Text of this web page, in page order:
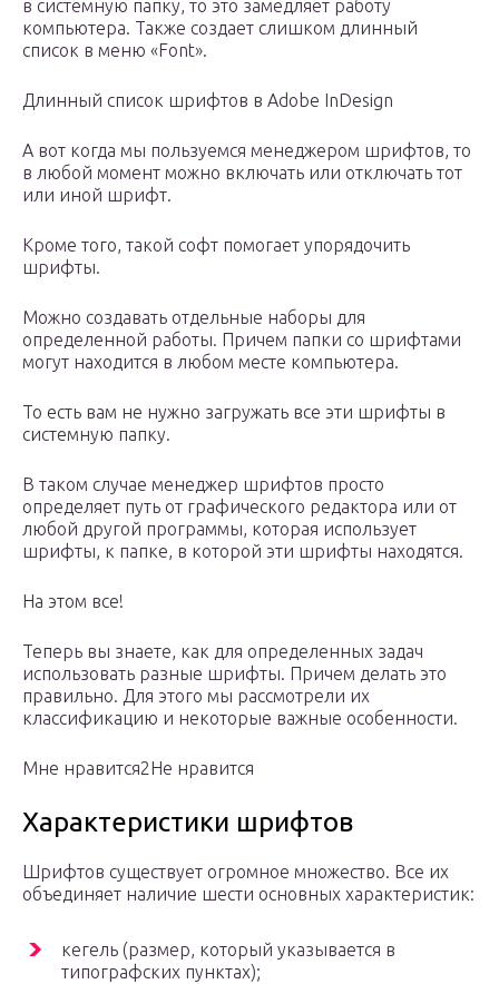
в системную папку, то это замедляет работу
компьютера. Также создает слишком длинный
список в меню «Font».
Длинный список шрифтов в Adobe InDesign
А вот когда мы пользуемся менеджером шрифтов, то
в любой момент можно включать или отключать тот
или иной шрифт.
Кроме того, такой софт помогает упорядочить
шрифты.
Можно создавать отдельные наборы для
определенной работы. Причем папки со шрифтами
могут находится в любом месте компьютера.
То есть вам не нужно загружать все эти шрифты в
системную папку.
В таком случае менеджер шрифтов просто
определяет путь от графического редактора или от
любой другой программы, которая использует
шрифты, к папке, в которой эти шрифты находятся.
На этом все!
Теперь вы знаете, как для определенных задач
использовать разные шрифты. Причем делать это
правильно. Для этого мы рассмотрели их
классификацию и некоторые важные особенности.
Мне нравится2Не нравится
Характеристики шрифтов
Шрифтов существует огромное множество. Все их
объединяет наличие шести основных характеристик:
кегель (размер, который указывается в
типографских пунктах);